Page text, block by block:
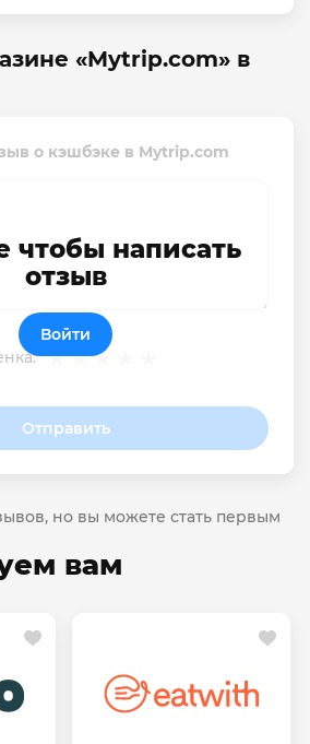
«Mytrip.com» в
о кэшбэке в Mytrip.com
Отправить
чтобы написать
отзыв
Войти
но вы можете стать первым
вам